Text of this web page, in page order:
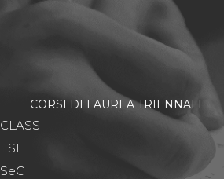
CORSI DI LAUREA TRIENNALE
CLASS
FSE
SeC